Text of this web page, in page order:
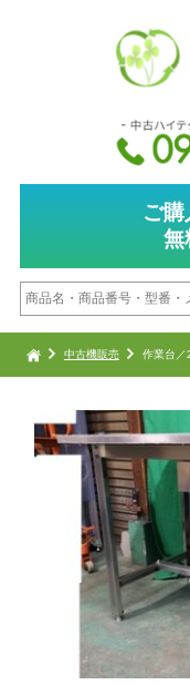
ご
無
中古機販売 作業台